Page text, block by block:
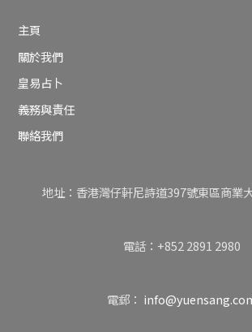
主頁
關於我們
皇易占卜
義務與責任
聯絡我們
地址：香港灣仔軒尼詩道397號東區商業
電話：+852 2891 2980
電郵：